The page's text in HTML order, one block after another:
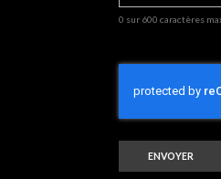
0 sur 600 caractères